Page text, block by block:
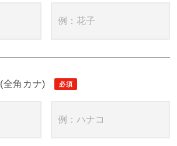
(全角カナ)